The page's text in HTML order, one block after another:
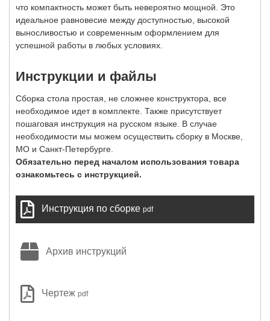
что компактность может быть невероятно мощной. Это
идеальное равновесие между доступностью, высокой
выносливостью и современным оформлением для
успешной работы в любых условиях.
Инструкции и файлы
Сборка стола простая, не сложнее конструктора, все
необходимое идет в комплекте. Также присутствует
пошаговая инструкция на русском языке. В случае
необходимости мы можем осуществить сборку в Москве,
МО и Санкт-Петербурге.
Обязательно перед началом использования товара
ознакомьтесь с инструкцией.
Инструкция по сборке pdf
Архив инструкций
Чертеж pdf